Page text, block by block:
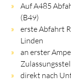
Auf A485
(B49)
erste Abfahrt
Linden
an erster
direkt nach